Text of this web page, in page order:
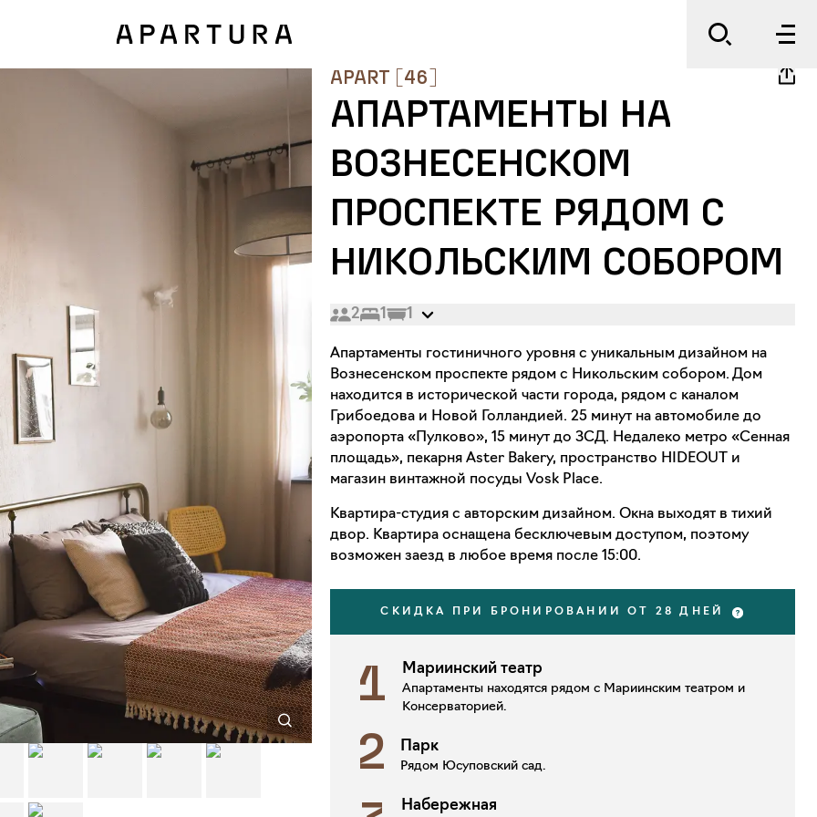
APART 46
АПАРТАМЕНТЫ НА
ВОЗНЕСЕНСКОМ
ПРОСПЕКТЕ РЯДОМ С
НИКОЛЬСКИМ СОБОРОМ
2 1 1
Апартаменты гостиничного уровня с уникальным дизайном на
Вознесенском проспекте рядом с Никольским собором. Дом
находится в исторической части города, рядом с каналом
Грибоедова и Новой Голландией. 25 минут на автомобиле до
аэропорта «Пулково», 15 минут до ЗСД. Недалеко метро «Сенная
площадь», пекарня Aster Bakery, пространство HIDEOUT и
магазин винтажной посуды Vosk Place.
Квартира-студия с авторским дизайном. Окна выходят в тихий
двор. Квартира оснащена бесключевым доступом, поэтому
возможен заезд в любое время после 15:00.
СКИДКА ПРИ БРОНИРОВАНИИ ОТ 28 ДНЕЙ
1 Мариинский театр
Апартаменты находятся рядом с Мариинским театром и
Консерваторией.
2 Парк
Рядом Юсуповский сад.
Набережная